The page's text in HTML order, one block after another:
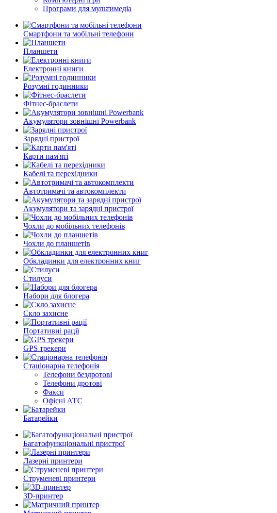
Програми для мультимедіа
Смартфони та мобільні телефони
Планшети
Електронні книги
Розумні годинники
Фітнес-браслети
Акумулятори зовнішні Powerbank
Зарядні пристрої
Карти пам'яті
Кабелі та перехідники
Автотримачі та автокомплекти
Акумулятори та зарядні пристрої
Чохли до мобільних телефонів
Чохли до планшетів
Обкладинки для електронних книг
Стилуси
Набори для блогера
Скло захисне
Портативні рації
GPS трекери
Стаціонарна телефонія
Телефони бездротові
Телефони дротові
Факси
Офісні АТС
Батарейки
Багатофункціональні пристрої
Лазерні принтери
Струменеві принтери
3D-принтер